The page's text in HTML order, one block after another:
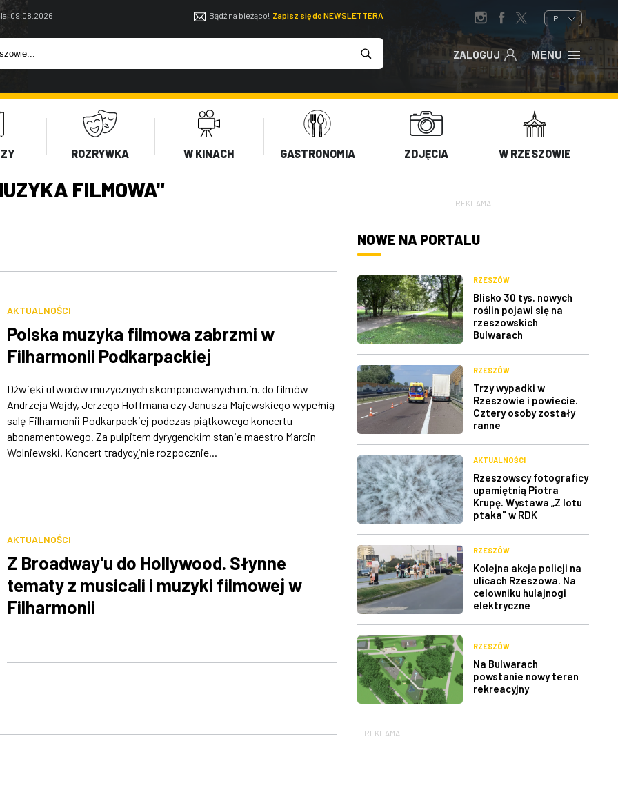
09.08.2026 Bądź na bieżąco! Zapisz się do NEWSLETTERA PL
ZALOGUJ MENU
ROZRYWKA W KINACH GASTRONOMIA ZDJĘCIA W RZESZOWIE
FILMOWA"
AKTUALNOŚCI
Polska muzyka filmowa zabrzmi w
Filharmonii Podkarpackiej
Dźwięki utworów muzycznych skomponowanych m.in. do filmów
Andrzeja Wajdy, Jerzego Hoffmana czy Janusza Majewskiego wypełnią
salę Filharmonii Podkarpackiej podczas piątkowego koncertu
abonamentowego. Za pulpitem dyrygenckim stanie maestro Marcin
Wolniewski. Koncert tradycyjnie rozpocznie...
AKTUALNOŚCI
Z Broadway'u do Hollywood. Słynne
tematy z musicali i muzyki filmowej w
Filharmonii
REKLAMA
NOWE NA PORTALU
RZESZÓW
Blisko 30 tys. nowych
roślin pojawi się na
rzeszowskich
Bulwarach
RZESZÓW
Trzy wypadki w
Rzeszowie i powiecie.
Cztery osoby zostały
ranne
AKTUALNOŚCI
Rzeszowscy fotograficy
upamiętnią Piotra
Krupę. Wystawa „Z lotu
ptaka" w RDK
RZESZÓW
Kolejna akcja policji na
ulicach Rzeszowa. Na
celowniku hulajnogi
elektryczne
RZESZÓW
Na Bulwarach
powstanie nowy teren
rekreacyjny
REKLAMA